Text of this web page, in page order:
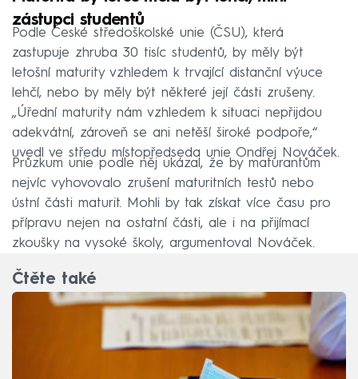
zástupci studentů
Podle České středoškolské unie (ČSU), která
zastupuje zhruba 30 tisíc studentů, by měly být
letošní maturity vzhledem k trvající distanční výuce
lehčí, nebo by měly být některé její části zrušeny.
„Úřední maturity nám vzhledem k situaci nepřijdou
adekvátní, zároveň se ani netěší široké podpoře,“
uvedl ve středu místopředseda unie Ondřej Nováček.
Průzkum unie podle něj ukázal, že by maturantům
nejvíc vyhovovalo zrušení maturitních testů nebo
ústní části maturit. Mohli by tak získat více času pro
přípravu nejen na ostatní části, ale i na přijímací
zkoušky na vysoké školy, argumentoval Nováček.
Čtěte také